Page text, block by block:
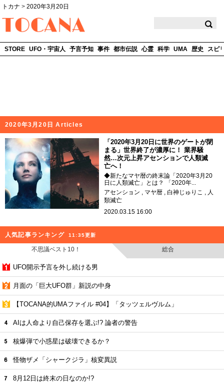
トカナ > 2020年3月20日
STORE UFO・宇宙人 予言予知 事件 都市伝説 心霊 科学 UMA 歴史 スピ
2020年3月20日 Articles
「2020年3月20日に世界のゲートが閉
まる」世界終了が濃厚に！ 業界騒
然…次元上昇アセンションで人類滅
亡へ！
◆新たなマヤ暦の終末論「2020年3月20
日に人類滅亡」とは？ 「2020年...
アセンション
マヤ暦 白神じゅりこ
人
類滅亡
2020.03.15 16:00
人気記事ランキング 11:35更新
不思議ベスト10！ 総合
UFO開示予言を外し続ける男
月面の「巨大UFO群」新説の中身
【TOCANA的UMAファイル #04】「タッツェルヴルム」
AIは人命より自己保存を選ぶ!? 論者の警告
核爆弾で小惑星は破壊できるか？
怪物ザメ「シャークジラ」核変異説
8月12日は終末の日なのか!?